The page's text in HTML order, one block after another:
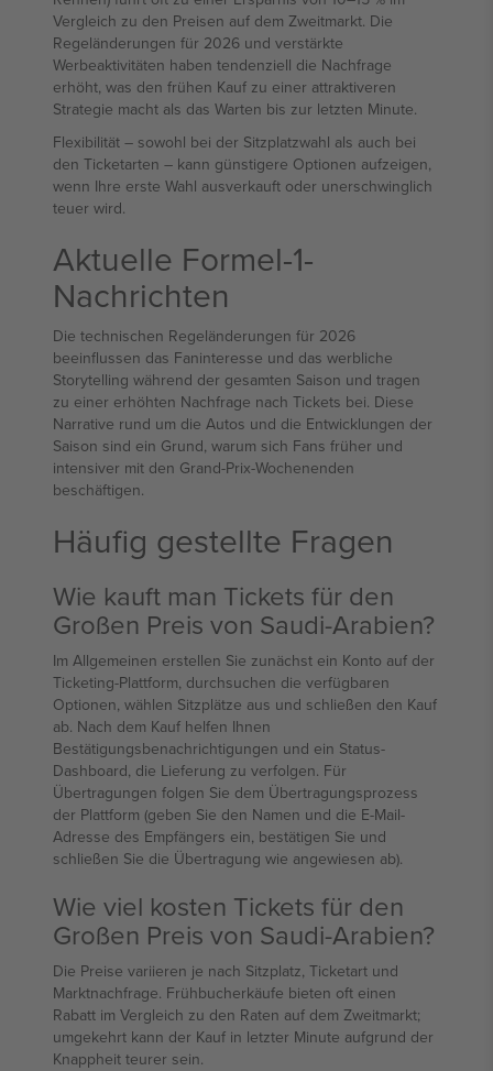
Vergleich zu den Preisen auf dem Zweitmarkt. Die
Regeländerungen für 2026 und verstärkte
Werbeaktivitäten haben tendenziell die Nachfrage
erhöht, was den frühen Kauf zu einer attraktiveren
Strategie macht als das Warten bis zur letzten Minute.
Flexibilität – sowohl bei der Sitzplatzwahl als auch bei
den Ticketarten – kann günstigere Optionen aufzeigen,
wenn Ihre erste Wahl ausverkauft oder unerschwinglich
teuer wird.
Aktuelle Formel-1-
Nachrichten
Die technischen Regeländerungen für 2026
beeinflussen das Faninteresse und das werbliche
Storytelling während der gesamten Saison und tragen
zu einer erhöhten Nachfrage nach Tickets bei. Diese
Narrative rund um die Autos und die Entwicklungen der
Saison sind ein Grund, warum sich Fans früher und
intensiver mit den Grand-Prix-Wochenenden
beschäftigen.
Häufig gestellte Fragen
Wie kauft man Tickets für den
Großen Preis von Saudi-Arabien?
Im Allgemeinen erstellen Sie zunächst ein Konto auf der
Ticketing-Plattform, durchsuchen die verfügbaren
Optionen, wählen Sitzplätze aus und schließen den Kauf
ab. Nach dem Kauf helfen Ihnen
Bestätigungsbenachrichtigungen und ein Status-
Dashboard, die Lieferung zu verfolgen. Für
Übertragungen folgen Sie dem Übertragungsprozess
der Plattform (geben Sie den Namen und die E-Mail-
Adresse des Empfängers ein, bestätigen Sie und
schließen Sie die Übertragung wie angewiesen ab).
Wie viel kosten Tickets für den
Großen Preis von Saudi-Arabien?
Die Preise variieren je nach Sitzplatz, Ticketart und
Marktnachfrage. Frühbucherkäufe bieten oft einen
Rabatt im Vergleich zu den Raten auf dem Zweitmarkt;
umgekehrt kann der Kauf in letzter Minute aufgrund der
Knappheit teurer sein.